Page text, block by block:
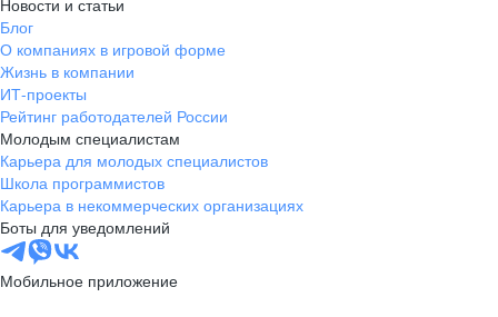
Новости и статьи
Блог
О компаниях в игровой форме
Жизнь в компании
ИТ-проекты
Рейтинг работодателей России
Молодым специалистам
Карьера для молодых специалистов
Школа программистов
Карьера в некоммерческих организациях
Боты для уведомлений
Мобильное приложение